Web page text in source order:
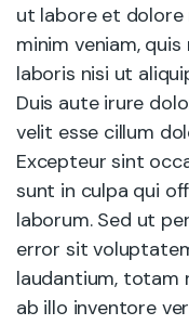
ut labore et dolore
minim veniam,
laboris nisi ut
Duis aute irure
velit esse cillum
Excepteur sint
sunt in culpa qui
laborum. Sed ut
error sit
laudantium, totam
ab illo inventore